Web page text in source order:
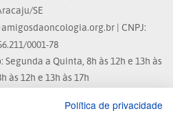
SE
| CNPJ:
0001-78
a Quinta, 8h às 12h e 13h às
às 12h e 13h às 17h
04/08/2026 às 10:33hPolítica de privacidade